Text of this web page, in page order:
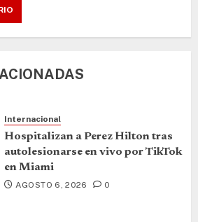
Internacional
Hospitalizan a Perez Hilton tras
autolesionarse en vivo por TikTok
en Miami
AGOSTO 6, 2026 0